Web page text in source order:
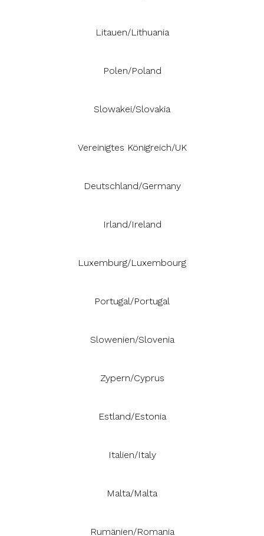
Litauen/Lithuania
Polen/Poland
Slowakei/Slovakia
Vereinigtes Königreich/UK
Deutschland/Germany
Irland/Ireland
Luxemburg/Luxembourg
Portugal/Portugal
Slowenien/Slovenia
Zypern/Cyprus
Estland/Estonia
Italien/Italy
Malta/Malta
Rumänien/Romania